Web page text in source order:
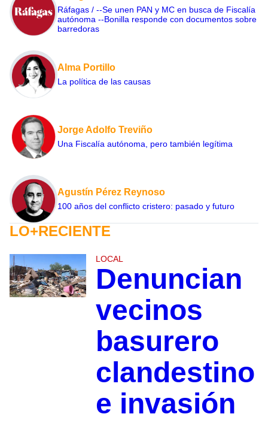
Ráfagas / --Se unen PAN y MC en busca de Fiscalía
autónoma --Bonilla responde con documentos sobre
barredoras
Alma Portillo
La política de las causas
Jorge Adolfo Treviño
Una Fiscalía autónoma, pero también legítima
Agustín Pérez Reynoso
100 años del conflicto cristero: pasado y futuro
LO+RECIENTE
LOCAL
Denuncian
vecinos
basurero
clandestino
e invasión